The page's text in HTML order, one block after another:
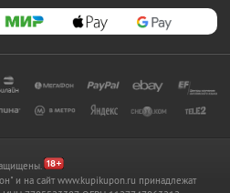
и на сайт www.kupikupon.ru принадлежат